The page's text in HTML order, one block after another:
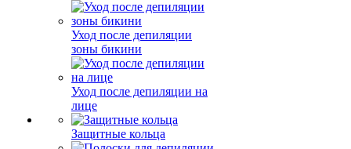
Уход после депиляции
зоны бикини
Уход после депиляции на
лице
Защитные кольца